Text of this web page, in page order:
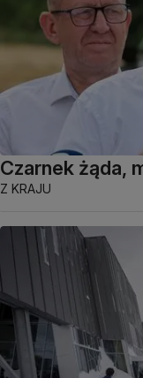
Czarnek żąda,
Z KRAJU